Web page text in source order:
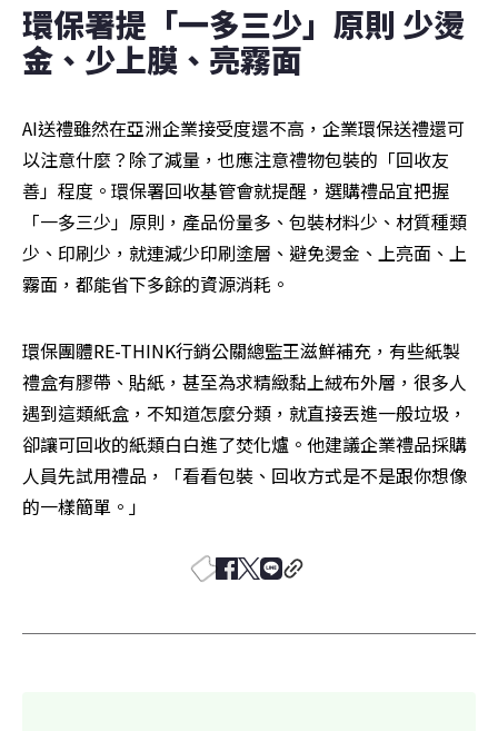
環保署提「一多三少」原則 少燙
金、少上膜、亮霧面
AI送禮雖然在亞洲企業接受度還不高，企業環保送禮還可
以注意什麼？除了減量，也應注意禮物包裝的「回收友
善」程度。環保署回收基管會就提醒，選購禮品宜把握
「一多三少」原則，產品份量多、包裝材料少、材質種類
少、印刷少，就連減少印刷塗層、避免燙金、上亮面、上
霧面，都能省下多餘的資源消耗。
環保團體RE-THINK行銷公關總監王滋鮮補充，有些紙製
禮盒有膠帶、貼紙，甚至為求精緻黏上絨布外層，很多人
遇到這類紙盒，不知道怎麼分類，就直接丟進一般垃圾，
卻讓可回收的紙類白白進了焚化爐。他建議企業禮品採購
人員先試用禮品，「看看包裝、回收方式是不是跟你想像
的一樣簡單。」